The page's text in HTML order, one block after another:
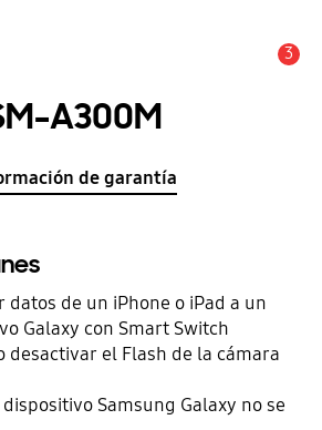
3
A300M
de garantía
de un iPhone o iPad a un
Galaxy con Smart Switch
desactivar el Flash de la cámara
Samsung Galaxy no se